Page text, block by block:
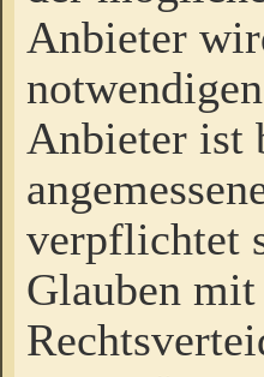
Anbieter
Anbieter ist
verpflichtet
Glauben